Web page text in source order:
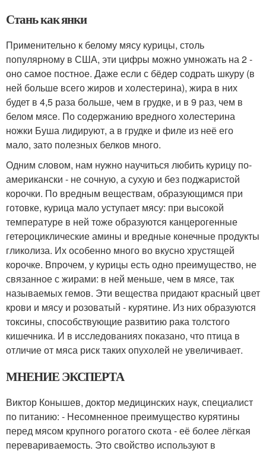
Стань как янки
Применительно к белому мясу курицы, столь
популярному в США, эти цифры можно умножать на 2 -
оно самое постное. Даже если с бёдер содрать шкуру (в
ней больше всего жиров и холестерина), жира в них
будет в 4,5 раза больше, чем в грудке, и в 9 раз, чем в
белом мясе. По содержанию вредного холестерина
ножки Буша лидируют, а в грудке и филе из неё его
мало, зато полезных белков много.
Одним словом, нам нужно научиться любить курицу по-
американски - не сочную, а сухую и без поджаристой
корочки. По вредным веществам, образующимся при
готовке, курица мало уступает мясу: при высокой
температуре в ней тоже образуются канцерогенные
гетероциклические амины и вредные конечные продукты
гликолиза. Их особенно много во вкусно хрустящей
корочке. Впрочем, у курицы есть одно преимущество, не
связанное с жирами: в ней меньше, чем в мясе, так
называемых гемов. Эти вещества придают красный цвет
крови и мясу и розоватый - курятине. Из них образуются
токсины, способствующие развитию рака толстого
кишечника. И в исследованиях показано, что птица в
отличие от мяса риск таких опухолей не увеличивает.
МНЕНИЕ ЭКСПЕРТА
Виктор Конышев, доктор медицинских наук, специалист
по питанию: - Несомненное преимущество курятины
перед мясом крупного рогатого скота - её более лёгкая
перевариваемость. Это свойство используют в